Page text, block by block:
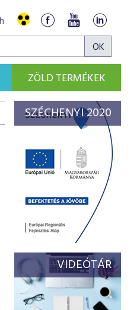
ZÖLD TERMÉKEK
SZÉCHENYI 2020
VIDEÓTÁR